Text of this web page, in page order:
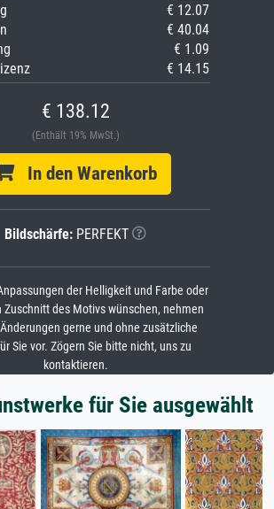
€ 12.07
€ 40.04
€ 1.09
€ 14.15
€ 138.12
(Enthält 19% MwSt.)
In den Warenkorb
Bildschärfe: PERFEKT
der Helligkeit und Farbe oder
Zuschnitt des Motivs wünschen, nehmen
gerne und ohne zusätzliche
Sie vor. Zögern Sie bitte nicht, uns zu
kontaktieren.
für Sie ausgewählt